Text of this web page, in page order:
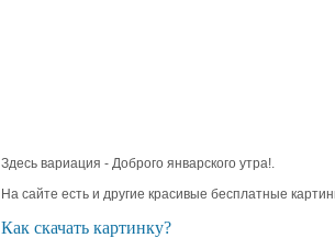
Здесь вариация - Доброго январского утра!.
На сайте есть и другие красивые бесплатные
Как скачать картинку?